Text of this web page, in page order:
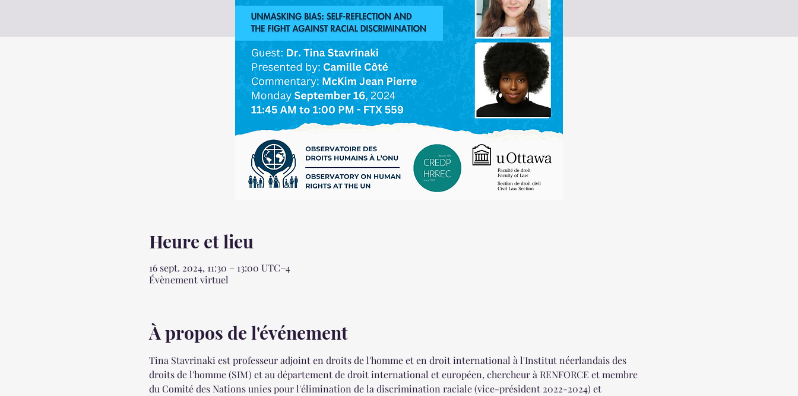
Heure et lieu
16 sept. 2024, 11:30 – 13:00 UTC−4
Évènement virtuel
À propos de l'événement
Tina Stavrinaki est professeur adjoint en droits de l'homme et en droit international à l'Institut néerlandais des
droits de l'homme (SIM) et au département de droit international et européen, chercheur à RENFORCE et membre
du Comité des Nations unies pour l'élimination de la discrimination raciale (vice-président 2022-2024) et